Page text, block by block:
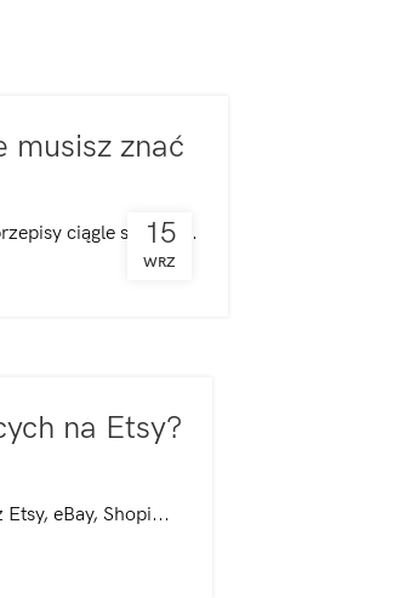
15
WRZ
musisz znać
ciągle się zmi...
na Etsy?
eBay, Shopi...